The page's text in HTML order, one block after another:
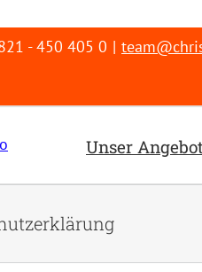
- 450 405 0 |
Unser